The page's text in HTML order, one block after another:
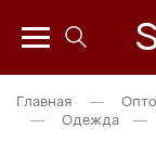
Главная —
—
Одежда —